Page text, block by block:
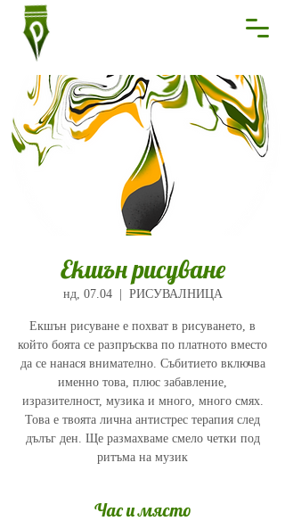
Екшън рисуване
нд, 07.04
  |
РИСУВАЛНИЦА
Екшън рисуване е похват в рисуването, в
който боята се разпръсква по платното вместо
да се нанася внимателно. Събитието включва
именно това, плюс забавление,
изразителност, музика и много, много смях.
Това е твоята лична антистрес терапия след
дълъг ден. Ще размахваме смело четки под
ритъма на музик
Час и място